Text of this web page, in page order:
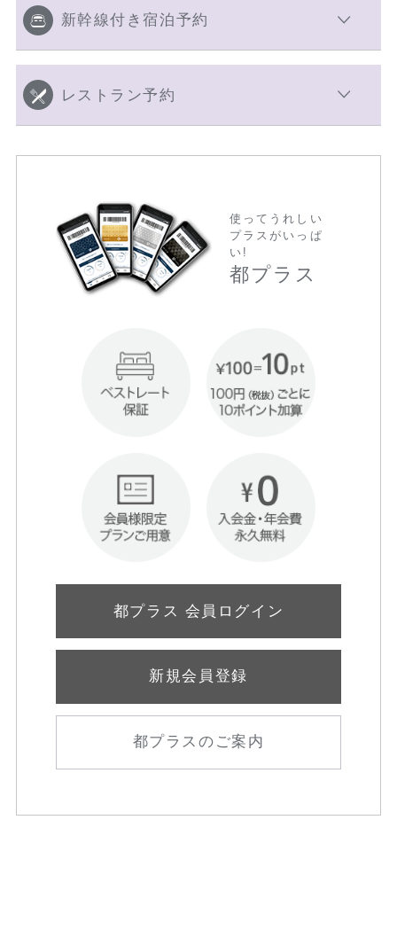
新幹線付き宿泊予約
レストラン予約
使ってうれしい
プラスがいっぱ
い!
都プラス
都プラス 会員ログイン
新規会員登録
都プラスのご案内